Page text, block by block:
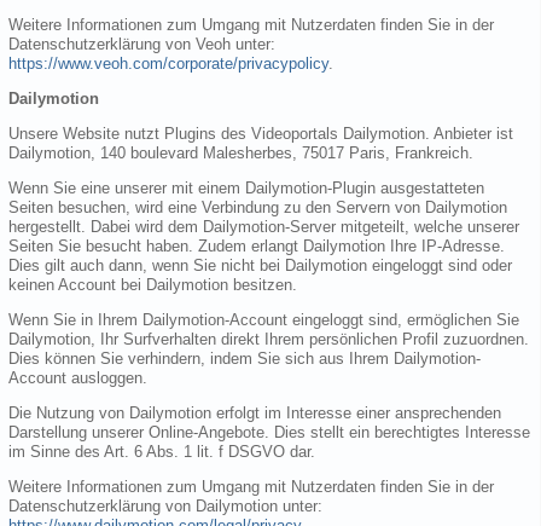
Weitere Informationen zum Umgang mit Nutzerdaten finden Sie in der
Datenschutzerklärung von Veoh unter:
https://www.veoh.com/corporate/privacypolicy.
Dailymotion
Unsere Website nutzt Plugins des Videoportals Dailymotion. Anbieter ist
Dailymotion, 140 boulevard Malesherbes, 75017 Paris, Frankreich.
Wenn Sie eine unserer mit einem Dailymotion-Plugin ausgestatteten
Seiten besuchen, wird eine Verbindung zu den Servern von Dailymotion
hergestellt. Dabei wird dem Dailymotion-Server mitgeteilt, welche unserer
Seiten Sie besucht haben. Zudem erlangt Dailymotion Ihre IP-Adresse.
Dies gilt auch dann, wenn Sie nicht bei Dailymotion eingeloggt sind oder
keinen Account bei Dailymotion besitzen.
Wenn Sie in Ihrem Dailymotion-Account eingeloggt sind, ermöglichen Sie
Dailymotion, Ihr Surfverhalten direkt Ihrem persönlichen Profil zuzuordnen.
Dies können Sie verhindern, indem Sie sich aus Ihrem Dailymotion-
Account ausloggen.
Die Nutzung von Dailymotion erfolgt im Interesse einer ansprechenden
Darstellung unserer Online-Angebote. Dies stellt ein berechtigtes Interesse
im Sinne des Art. 6 Abs. 1 lit. f DSGVO dar.
Weitere Informationen zum Umgang mit Nutzerdaten finden Sie in der
Datenschutzerklärung von Dailymotion unter: